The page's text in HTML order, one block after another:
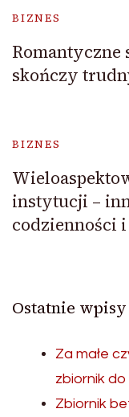
BIZNES
Romantyczne
skończy
BIZNES
instytucji –
codzienności
Ostatnie wpisy
Za małe
zbiornik do
Zbiornik